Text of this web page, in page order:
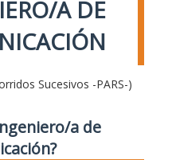
A DE
Sucesivos -PARS-)
a de